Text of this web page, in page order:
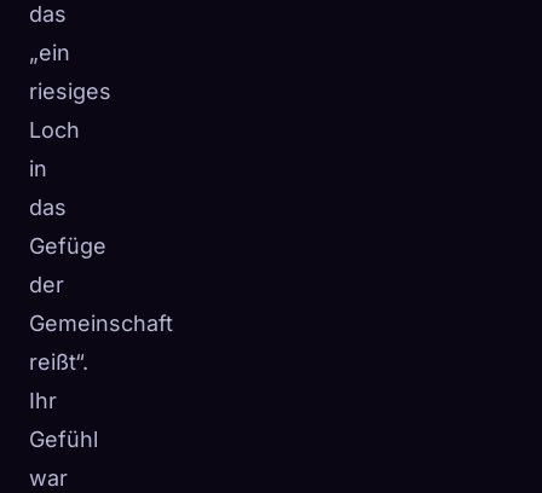
das
„ein
riesiges
Loch
in
das
Gefüge
der
Gemeinschaft
reißt“.
Ihr
Gefühl
war